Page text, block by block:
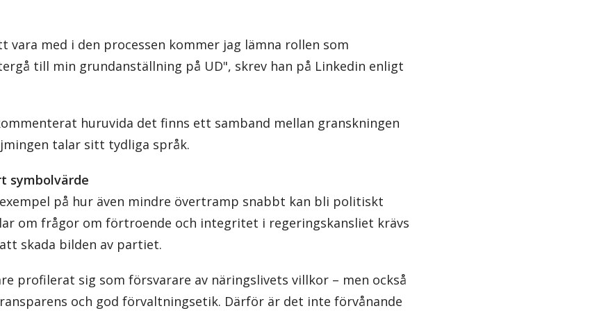
vara med i den processen kommer jag lämna rollen som
till min grundanställning på UD", skrev han på Linkedin enligt
huruvida det finns ett samband mellan granskningen
talar sitt tydliga språk.
symbolvärde
på hur även mindre övertramp snabbt kan bli politiskt
om frågor om förtroende och integritet i regeringskansliet krävs
skada bilden av partiet.
profilerat sig som försvarare av näringslivets villkor – men också
och god förvaltningsetik. Därför är det inte förvånande